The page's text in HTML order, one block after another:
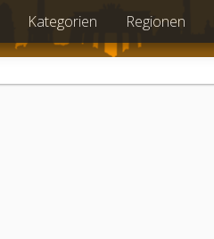
Kategorien Regionen